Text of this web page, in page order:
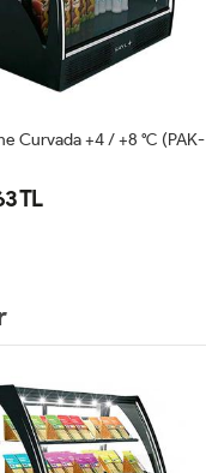
Curvada +4 / +8 °C (PAK-
TL